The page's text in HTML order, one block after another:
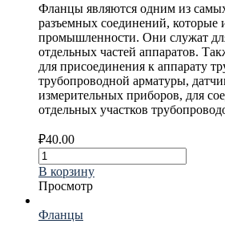
Фланцы являются одним из
разъемных соединений, которые
промышленности. Они служат
отдельных частей аппаратов.
для присоединения к аппарату
трубопроводной арматуры,
измерительных приборов, для
отдельных участков
₽40.00
В корзину
Просмотр
Фланцы